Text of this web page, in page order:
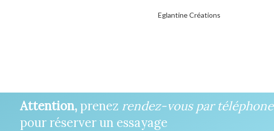
Eglantine Créations
Attention,prenez rendez-vous par téléphone
pour réserver un essayage